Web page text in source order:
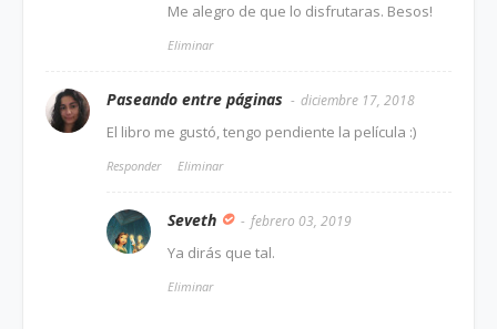
Me alegro de que lo disfrutaras. Besos!
Eliminar
Paseando entre páginas diciembre 17, 2018
El libro me gustó, tengo pendiente la película :)
Responder Eliminar
Seveth febrero 03, 2019
Ya dirás que tal.
Eliminar